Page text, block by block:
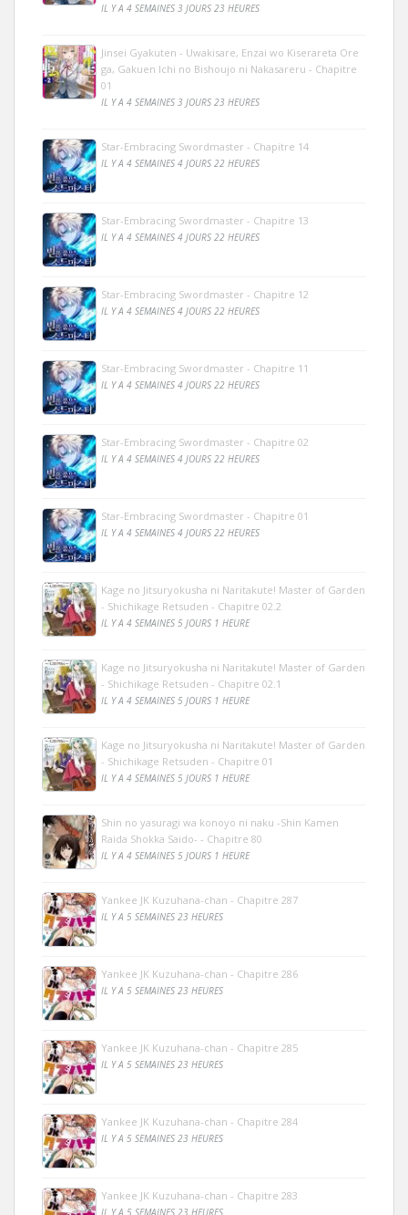
IL Y A 4 SEMAINES 3 JOURS 23 HEURES
Jinsei Gyakuten - Uwakisare, Enzai wo Kiserareta Ore
ga, Gakuen Ichi no Bishoujo ni Nakasareru - Chapitre
01
IL Y A 4 SEMAINES 3 JOURS 23 HEURES
Star-Embracing Swordmaster - Chapitre 14
IL Y A 4 SEMAINES 4 JOURS 22 HEURES
Star-Embracing Swordmaster - Chapitre 13
IL Y A 4 SEMAINES 4 JOURS 22 HEURES
Star-Embracing Swordmaster - Chapitre 12
IL Y A 4 SEMAINES 4 JOURS 22 HEURES
Star-Embracing Swordmaster - Chapitre 11
IL Y A 4 SEMAINES 4 JOURS 22 HEURES
Star-Embracing Swordmaster - Chapitre 02
IL Y A 4 SEMAINES 4 JOURS 22 HEURES
Star-Embracing Swordmaster - Chapitre 01
IL Y A 4 SEMAINES 4 JOURS 22 HEURES
Kage no Jitsuryokusha ni Naritakute! Master of Garden
- Shichikage Retsuden - Chapitre 02.2
IL Y A 4 SEMAINES 5 JOURS 1 HEURE
Kage no Jitsuryokusha ni Naritakute! Master of Garden
- Shichikage Retsuden - Chapitre 02.1
IL Y A 4 SEMAINES 5 JOURS 1 HEURE
Kage no Jitsuryokusha ni Naritakute! Master of Garden
- Shichikage Retsuden - Chapitre 01
IL Y A 4 SEMAINES 5 JOURS 1 HEURE
Shin no yasuragi wa konoyo ni naku -Shin Kamen
Raida Shokka Saido- - Chapitre 80
IL Y A 4 SEMAINES 5 JOURS 1 HEURE
Yankee JK Kuzuhana-chan - Chapitre 287
IL Y A 5 SEMAINES 23 HEURES
Yankee JK Kuzuhana-chan - Chapitre 286
IL Y A 5 SEMAINES 23 HEURES
Yankee JK Kuzuhana-chan - Chapitre 285
IL Y A 5 SEMAINES 23 HEURES
Yankee JK Kuzuhana-chan - Chapitre 284
IL Y A 5 SEMAINES 23 HEURES
Yankee JK Kuzuhana-chan - Chapitre 283
IL Y A 5 SEMAINES 23 HEURES